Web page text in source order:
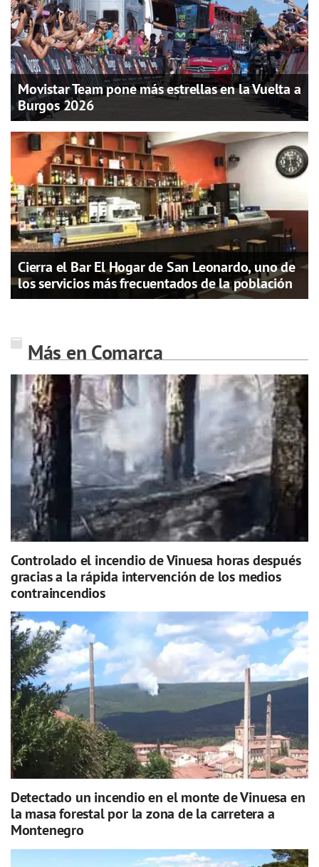
Movistar Team pone más estrellas en la Vuelta a
Burgos 2026
Cierra el Bar El Hogar de San Leonardo, uno de
los servicios más frecuentados de la población
Más en Comarca
Controlado el incendio de Vinuesa horas después
gracias a la rápida intervención de los medios
contraincendios
Detectado un incendio en el monte de Vinuesa en
la masa forestal por la zona de la carretera a
Montenegro